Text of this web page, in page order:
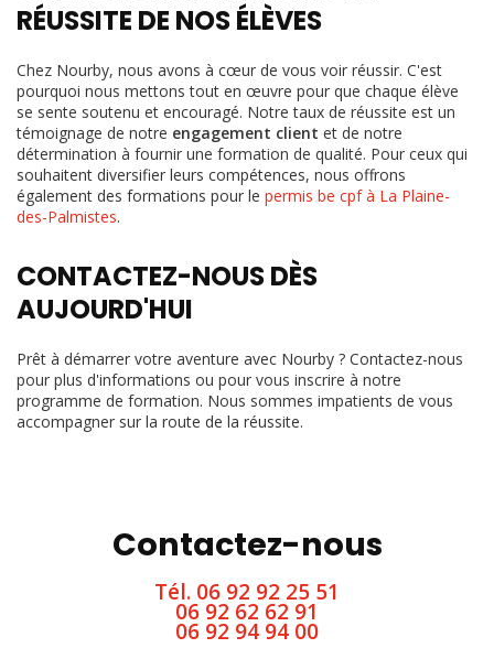
RÉUSSITE DE NOS ÉLÈVES
Chez Nourby, nous avons à cœur de vous voir réussir. C'est
pourquoi nous mettons tout en œuvre pour que chaque élève
se sente soutenu et encouragé. Notre taux de réussite est un
témoignage de notre engagement client et de notre
détermination à fournir une formation de qualité. Pour ceux qui
souhaitent diversifier leurs compétences, nous offrons
également des formations pour le permis be cpf à La Plaine-
des-Palmistes.
CONTACTEZ-NOUS DÈS
AUJOURD'HUI
Prêt à démarrer votre aventure avec Nourby ? Contactez-nous
pour plus d'informations ou pour vous inscrire à notre
programme de formation. Nous sommes impatients de vous
accompagner sur la route de la réussite.
Contactez-nous
Tél. 06 92 92 25 51
06 92 62 62 91
06 92 94 94 00